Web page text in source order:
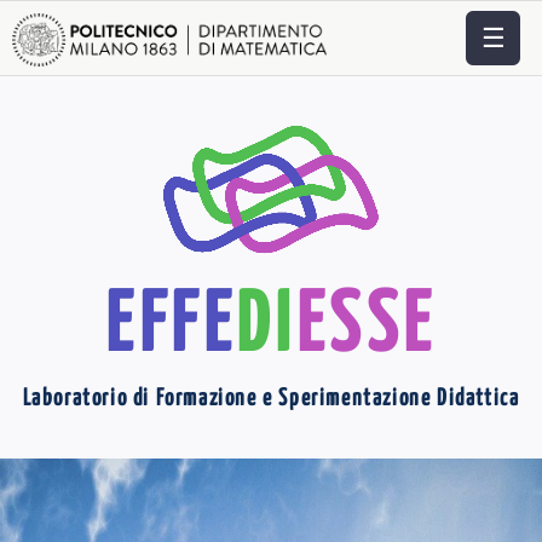
☰
EFFEDIESSE
Laboratorio di Formazione e Sperimentazione Didattica